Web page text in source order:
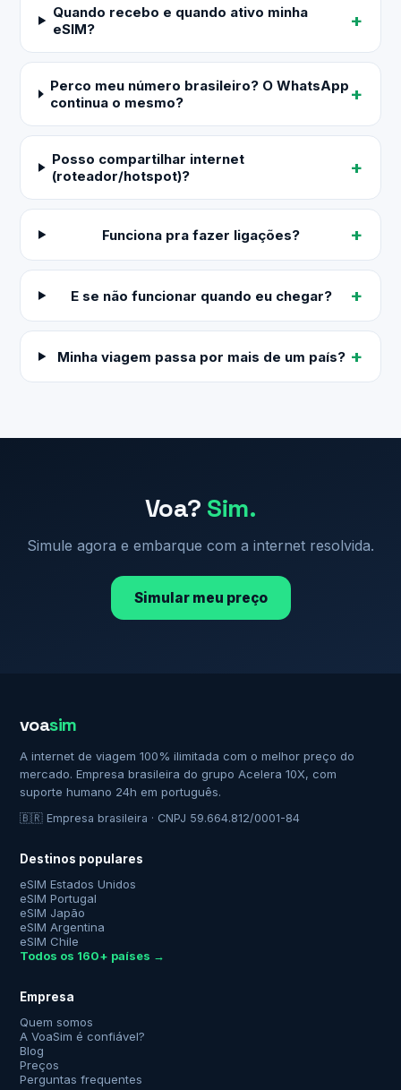
Quando recebo e quando ativo minha
eSIM?
Perco meu número brasileiro? O WhatsApp
continua o mesmo?
Posso compartilhar internet
(roteador/hotspot)?
Funciona pra fazer ligações?
E se não funcionar quando eu chegar?
Minha viagem passa por mais de um país?
Voa? Sim.
Simule agora e embarque com a internet resolvida.
Simular meu preço
voasim
A internet de viagem 100% ilimitada com o melhor preço do
mercado. Empresa brasileira do grupo Acelera 10X, com
suporte humano 24h em português.
🇧🇷 Empresa brasileira · CNPJ 59.664.812/0001-84
Destinos populares
eSIM Estados Unidos
eSIM Portugal
eSIM Japão
eSIM Argentina
eSIM Chile
Todos os 160+ países →
Empresa
Quem somos
A VoaSim é confiável?
Blog
Preços
Perguntas frequentes